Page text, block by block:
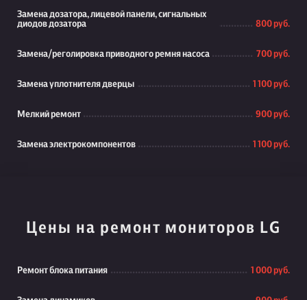
Замена дозатора, лицевой панели, сигнальных
диодов дозатора
800 руб.
Замена/реголировка приводного ремня насоса 700 руб.
Замена уплотнителя дверцы 1 100 руб.
Мелкий ремонт 900 руб.
Замена электрокомпонентов 1 100 руб.
Цены на ремонт мониторов LG
Ремонт блока питания 1 000 руб.